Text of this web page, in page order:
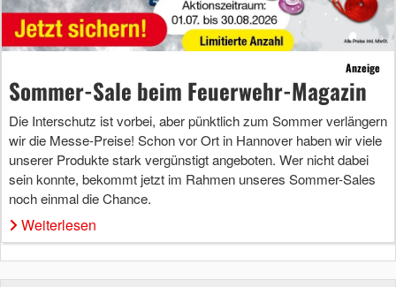
Anzeige
Sommer-Sale beim Feuerwehr-Magazin
Die Interschutz ist vorbei, aber pünktlich zum Sommer verlängern
wir die Messe-Preise! Schon vor Ort in Hannover haben wir viele
unserer Produkte stark vergünstigt angeboten. Wer nicht dabei
sein konnte, bekommt jetzt im Rahmen unseres Sommer-Sales
noch einmal die Chance.
Weiterlesen